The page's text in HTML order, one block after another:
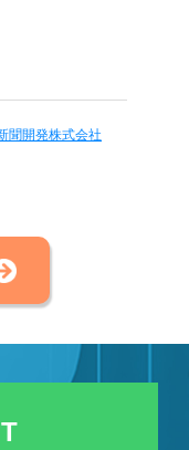
聞開発株式会社